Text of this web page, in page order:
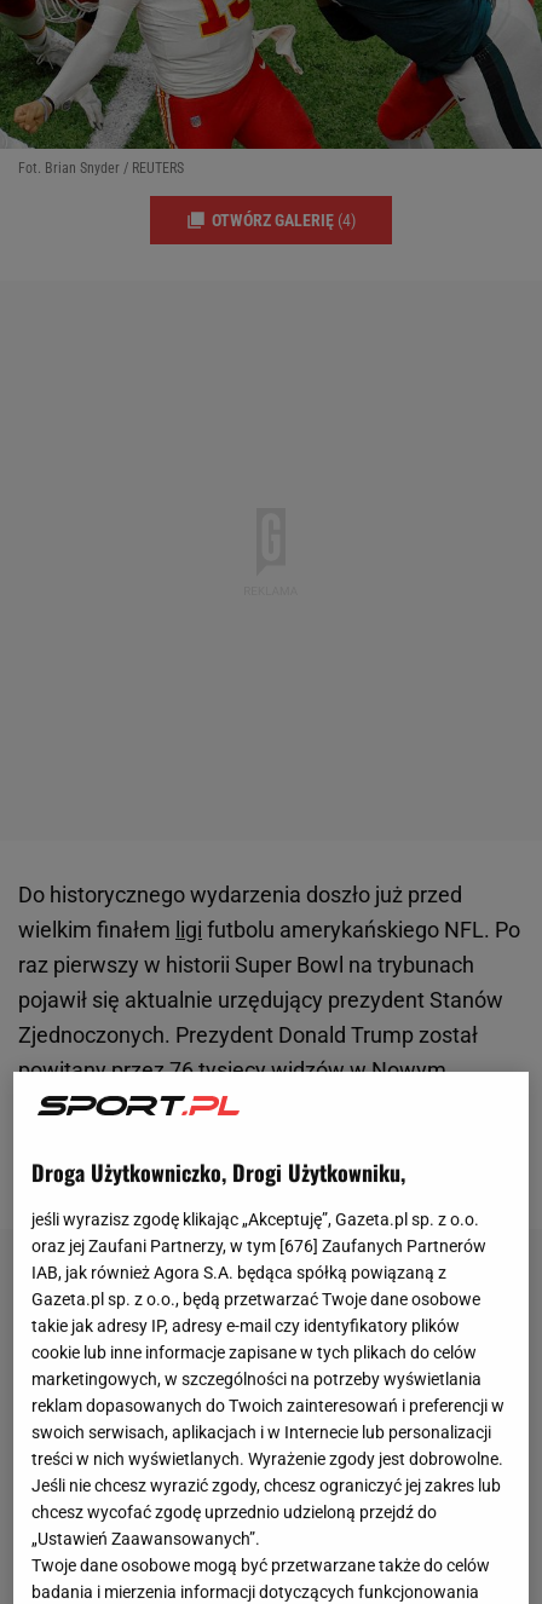
Fot. Brian Snyder / REUTERS
OTWÓRZ GALERIĘ (4)
Do historycznego wydarzenia doszło już przed
wielkim finałem ligi futbolu amerykańskiego NFL. Po
raz pierwszy w historii Super Bowl na trybunach
pojawił się aktualnie urzędujący prezydent Stanów
Zjednoczonych. Prezydent Donald Trump został
powitany przez 76 tysięcy widzów w Nowym
Orleanie wielką wrzawą na stadionie, co jego
przeciwnicy jak głos dezaprobaty.
Droga Użytkowniczko, Drogi Użytkowniku,
jeśli wyrazisz zgodę klikając „Akceptuję”, Gazeta.pl sp. z o.o.
oraz jej Zaufani Partnerzy, w tym [676] Zaufanych Partnerów
IAB, jak również Agora S.A. będąca spółką powiązaną z
Gazeta.pl sp. z o.o., będą przetwarzać Twoje dane osobowe
takie jak adresy IP, adresy e-mail czy identyfikatory plików
cookie lub inne informacje zapisane w tych plikach do celów
marketingowych, w szczególności na potrzeby wyświetlania
reklam dopasowanych do Twoich zainteresowań i preferencji w
swoich serwisach, aplikacjach i w Internecie lub personalizacji
treści w nich wyświetlanych. Wyrażenie zgody jest dobrowolne.
Jeśli nie chcesz wyrazić zgody, chcesz ograniczyć jej zakres lub
chcesz wycofać zgodę uprzednio udzieloną przejdź do
„Ustawień Zaawansowanych”.
Twoje dane osobowe mogą być przetwarzane także do celów
badania i mierzenia informacji dotyczących funkcjonowania